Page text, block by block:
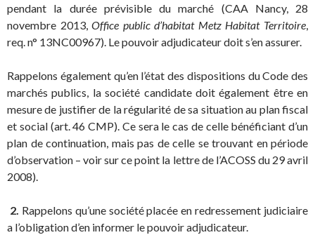
pendant la durée prévisible du marché (CAA Nancy, 28
novembre 2013,Office public d’habitat Metz Habitat Territoire,
req. n° 13NC00967). Le pouvoir adjudicateur doit s’en assurer.
Rappelons également qu’en l’état des dispositions du Code des
marchés publics, la société candidate doit également être en
mesure de justifier de la régularité de sa situation au plan fiscal
et social (art. 46 CMP). Ce sera le cas de celle bénéficiant d’un
plan de continuation, mais pas de celle se trouvant en période
d’observation – voir sur ce point la lettre de l’ACOSS du 29 avril
2008).
2. Rappelons qu’une société placée en redressement judiciaire
a l’obligation d’en informer le pouvoir adjudicateur.